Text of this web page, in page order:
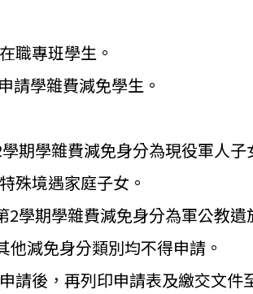
職專班學生。
請學雜費減免學生。
期學雜費減免身分為現役軍人子
殊境遇家庭子女。
2學期學雜費減免身分為軍公教遺
他減免身分類別均不得申請。
請後， 再列印申請表及繳交文件